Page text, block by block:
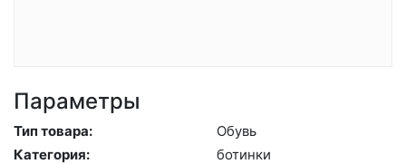
Параметры
Тип товара:
Обувь
Категория:
бо­тин­ки